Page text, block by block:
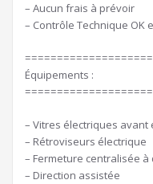
– Aucun frais à prévoir
– Contrôle Technique OK
Équipements :
– Vitres électriques avant
– Rétroviseurs électrique
– Fermeture centralisée à
– Direction assistée